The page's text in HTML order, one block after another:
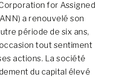
for Assigned
a renouvelé son
période de six ans,
tout sentiment
actions. La société
du capital élevé